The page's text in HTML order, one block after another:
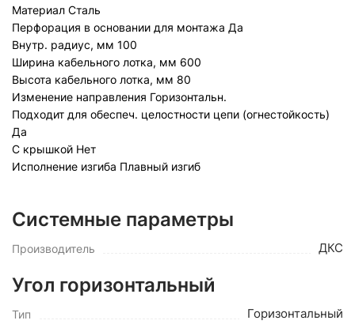
Материал Сталь
Перфорация в основании для монтажа Да
Внутр. радиус, мм 100
Ширина кабельного лотка, мм 600
Высота кабельного лотка, мм 80
Изменение направления Горизонтальн.
Подходит для обеспеч. целостности цепи (огнестойкость)
Да
С крышкой Нет
Исполнение изгиба Плавный изгиб
Системные параметры
Производитель ДКС
Угол горизонтальный
Тип Горизонтальный